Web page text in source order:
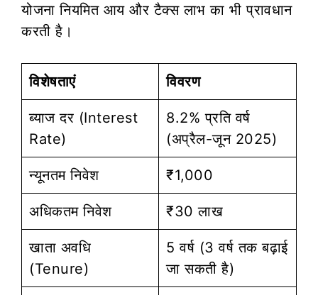
योजना नियमित आय और टैक्स लाभ का भी प्रावधान
करती है।
विशेषताएं विवरण
ब्याज दर (Interest
Rate)
8.2% प्रति वर्ष
(अप्रैल-जून 2025)
न्यूनतम निवेश ₹1,000
अधिकतम निवेश ₹30 लाख
खाता अवधि
(Tenure)
5 वर्ष (3 वर्ष तक बढ़ाई
जा सकती है)